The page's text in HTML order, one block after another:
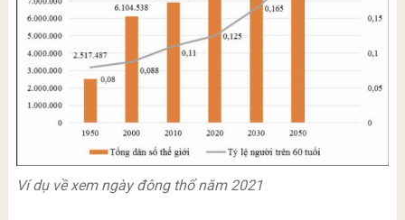
Ví dụ về xem ngày đông thổ năm 2021